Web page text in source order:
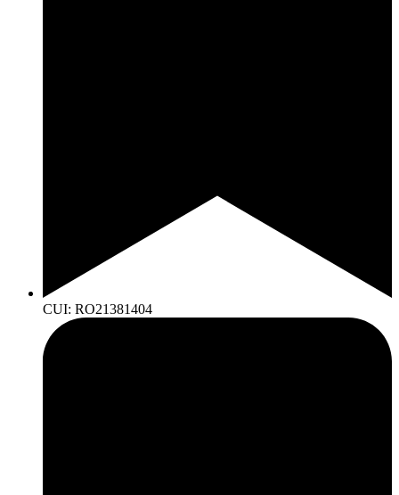
CUI: RO21381404